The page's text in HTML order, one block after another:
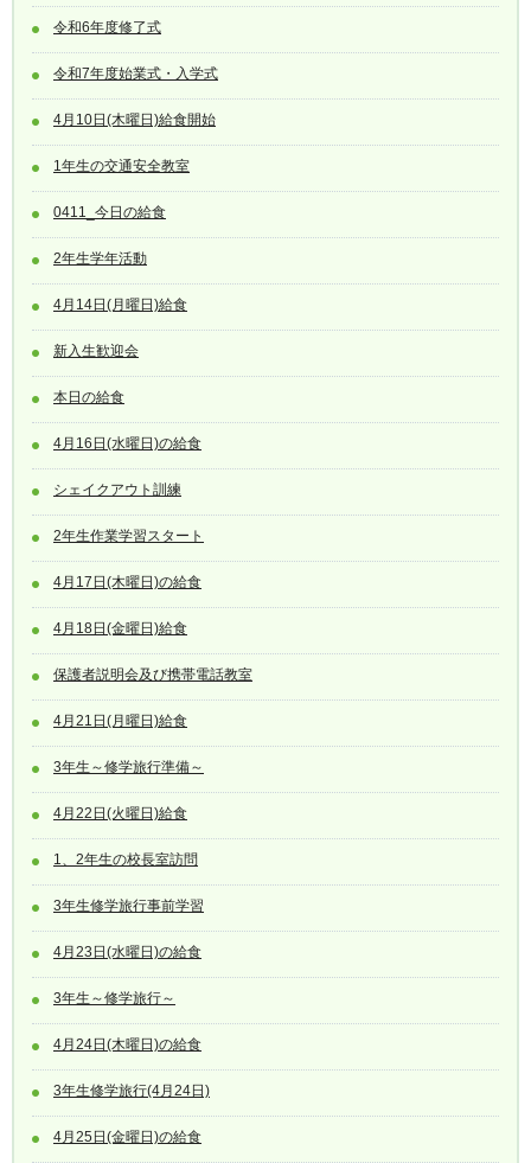
令和6年度修了式
令和7年度始業式・入学式
4月10日(木曜日)給食開始
1年生の交通安全教室
0411_今日の給食
2年生学年活動
4月14日(月曜日)給食
新入生歓迎会
本日の給食
4月16日(水曜日)の給食
シェイクアウト訓練
2年生作業学習スタート
4月17日(木曜日)の給食
4月18日(金曜日)給食
保護者説明会及び携帯電話教室
4月21日(月曜日)給食
3年生～修学旅行準備～
4月22日(火曜日)給食
1、2年生の校長室訪問
3年生修学旅行事前学習
4月23日(水曜日)の給食
3年生～修学旅行～
4月24日(木曜日)の給食
3年生修学旅行(4月24日)
4月25日(金曜日)の給食